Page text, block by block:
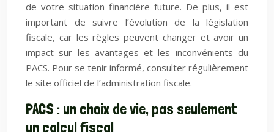
de votre situation financière future. De plus, il est
important de suivre l’évolution de la législation
fiscale, car les règles peuvent changer et avoir un
impact sur les avantages et les inconvénients du
PACS. Pour se tenir informé, consulter régulièrement
le site officiel de l’administration fiscale.
PACS : un choix de vie, pas seulement
un calcul fiscal